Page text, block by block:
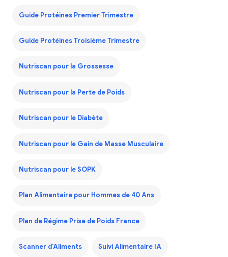
Guide Protéines Premier Trimestre
Guide Protéines Troisième Trimestre
Nutriscan pour la Grossesse
Nutriscan pour la Perte de Poids
Nutriscan pour le Diabète
Nutriscan pour le Gain de Masse Musculaire
Nutriscan pour le SOPK
Plan Alimentaire pour Hommes de 40 Ans
Plan de Régime Prise de Poids France
Scanner d'Aliments Suivi Alimentaire IA